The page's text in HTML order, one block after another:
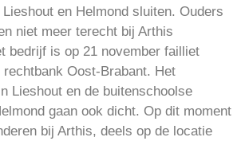
en Helmond sluiten. Ouders
niet meer terecht bij Arthis
bedrijf is op 21 november failliet
Oost-Brabant. Het
Lieshout en de buitenschoolse
gaan ook dicht. Op dit moment
bij Arthis, deels op de locatie